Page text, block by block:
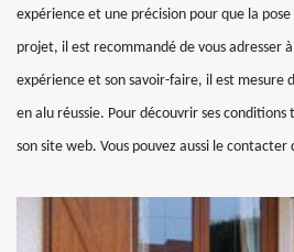
expérience et une précision pour que la
projet, il est recommandé de vous adresser
expérience et son savoir-faire, il est mesure
en alu réussie. Pour découvrir ses
son site web. Vous pouvez aussi le